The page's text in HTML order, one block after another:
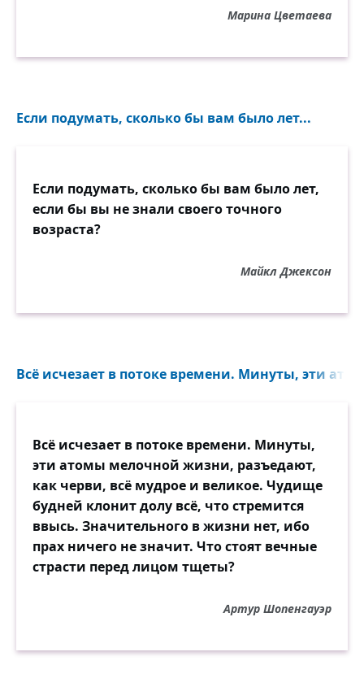
Марина Цветаева
Если подумать, сколько бы вам было лет...
Если подумать, сколько бы вам было лет,
если бы вы не знали своего точного
возраста?
Майкл Джексон
Всё исчезает в потоке времени. Минуты, эти
Всё исчезает в потоке времени. Минуты,
эти атомы мелочной жизни, разъедают,
как черви, всё мудрое и великое. Чудище
будней клонит долу всё, что стремится
ввысь. Значительного в жизни нет, ибо
прах ничего не значит. Что стоят вечные
страсти перед лицом тщеты?
Артур Шопенгауэр